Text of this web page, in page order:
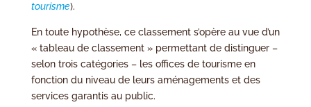
tourisme).
En toute hypothèse, ce classement s’opère au vue d’un
« tableau de classement » permettant de distinguer –
selon trois catégories – les offices de tourisme en
fonction du niveau de leurs aménagements et des
services garantis au public.